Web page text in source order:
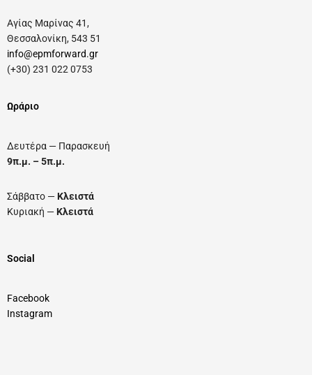
Αγίας Μαρίνας 41,
Θεσσαλονίκη, 543 51
info@epmforward.gr
(+30) 231 022 0753
Ωράριο
Δευτέρα — Παρασκευή
9π.μ. – 5π.μ.
Σάββατο —Κλειστά
Κυριακή —Κλειστά
Social
Facebook
Instagram ​